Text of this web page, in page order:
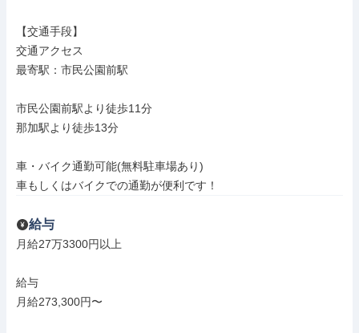
【交通手段】
交通アクセス
最寄駅：市民公園前駅
市民公園前駅より徒歩11分
那加駅より徒歩13分
車・バイク通勤可能(無料駐車場あり)
車もしくはバイクでの通勤が便利です！
給与
月給27万3300円以上
給与
月給273,300円〜